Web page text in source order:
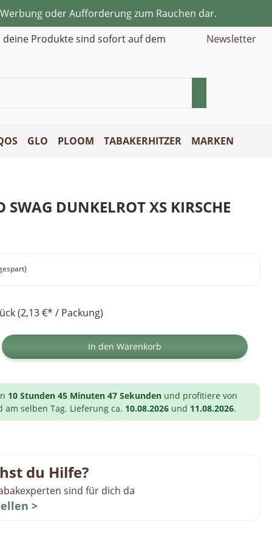
oder Aufforderung zum Rauchen dar.
deine Produkte sind sofort auf dem
Newsletter
GLO PLOOM TABAKERHITZER MARKEN
SWAG DUNKELROT XS KIRSCHE
(2,13 €* / Packung)
den gewünschten Wert ein oder
In den Warenkorb
10 Stunden 45 Minuten 46 Sekunden und profitiere von
am selben Tag. Lieferung ca. 10.08.2026 und 11.08.2026.
du Hilfe?
sind für dich da
>